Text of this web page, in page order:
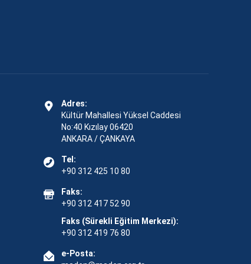
Adres:
Kültür Mahallesi Yüksel Caddesi
No:40 Kızılay 06420
ANKARA / ÇANKAYA
Tel:
+90 312 425 10 80
Faks:
+90 312 417 52 90
Faks (Sürekli Eğitim Merkezi):
+90 312 419 76 80
e-Posta: